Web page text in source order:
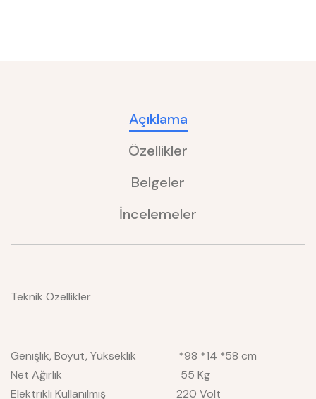
Açıklama
Özellikler
Belgeler
İncelemeler
Teknik Özellikler
Genişlik, Boyut, Yükseklik *98 *14 *58 cm
Net Ağırlık 55 Kg
Elektrikli Kullanılmış 220 Volt